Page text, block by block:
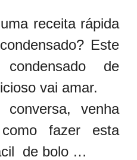
receita rápida
Este
de
vai amar.
venha
fazer esta
de bolo …